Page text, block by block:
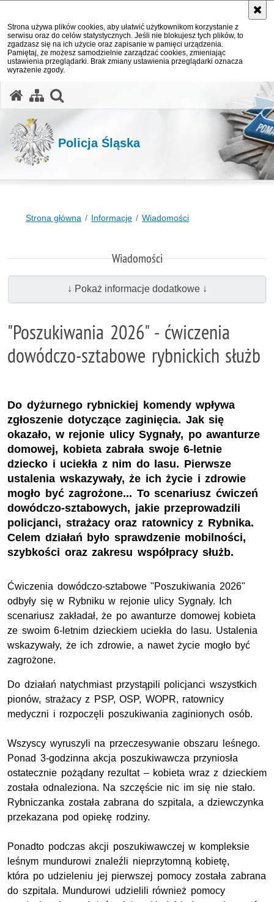
Strona używa plików cookies, aby ułatwić użytkownikom korzystanie z
serwisu oraz do celów statystycznych. Jeśli nie blokujesz tych plików, to
zgadzasz się na ich użycie oraz zapisanie w pamięci urządzenia.
Pamiętaj, że możesz samodzielnie zarządzać cookies, zmieniając
ustawienia przeglądarki. Brak zmiany ustawienia przeglądarki oznacza
wyrażenie zgody.
Policja Śląska
Strona główna Informacje Wiadomości
Wiadomości
↓ Pokaż informacje dodatkowe ↓
"Poszukiwania 2026" - ćwiczenia
dowódczo-sztabowe rybnickich służb
Do dyżurnego rybnickiej komendy wpływa
zgłoszenie dotyczące zaginięcia. Jak się
okazało, w rejonie ulicy Sygnały, po awanturze
domowej, kobieta zabrała swoje 6-letnie
dziecko i uciekła z nim do lasu. Pierwsze
ustalenia wskazywały, że ich życie i zdrowie
mogło być zagrożone... To scenariusz ćwiczeń
dowódczo-sztabowych, jakie przeprowadzili
policjanci, strażacy oraz ratownicy z Rybnika.
Celem działań było sprawdzenie mobilności,
szybkości oraz zakresu współpracy służb.
Ćwiczenia dowódczo-sztabowe "Poszukiwania 2026"
odbyły się w Rybniku w rejonie ulicy Sygnały. Ich
scenariusz zakładał, że po awanturze domowej kobieta
ze swoim 6-letnim dzieckiem uciekła do lasu. Ustalenia
wskazywały, że ich zdrowie, a nawet życie mogło być
zagrożone.
Do działań natychmiast przystąpili policjanci wszystkich
pionów, strażacy z PSP, OSP, WOPR, ratownicy
medyczni i rozpoczęli poszukiwania zaginionych osób.
Wszyscy wyruszyli na przeczesywanie obszaru leśnego.
Ponad 3-godzinna akcja poszukiwawcza przyniosła
ostatecznie pożądany rezultat – kobieta wraz z dzieckiem
została odnaleziona. Na szczęście nic im się nie stało.
Rybniczanka została zabrana do szpitala, a dziewczynka
przekazana pod opiekę rodziny.
Ponadto podczas akcji poszukiwawczej w kompleksie
leśnym mundurowi znaleźli nieprzytomną kobietę,
która po udzieleniu jej pierwszej pomocy została zabrana
do szpitala. Mundurowi udzielili również pomocy